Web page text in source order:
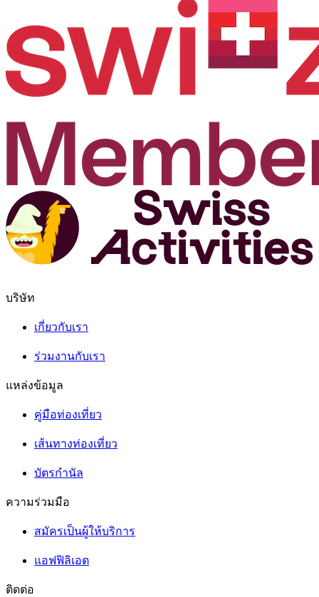
บริษัท
เกี่ยวกับเรา
ร่วมงานกับเรา
แหล่งข้อมูล
คู่มือท่องเที่ยว
เส้นทางท่องเที่ยว
บัตรกำนัล
ความร่วมมือ
สมัครเป็นผู้ให้บริการ
แอฟฟิลิเอต
ติดต่อ